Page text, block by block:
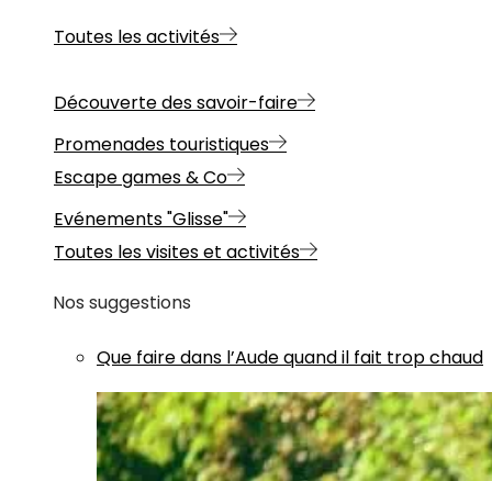
Toutes les activités
Découverte des savoir-faire
Promenades touristiques
Escape games & Co
Evénements "Glisse"
Toutes les visites et activités
Nos suggestions
Que faire dans l’Aude quand il fait trop chaud